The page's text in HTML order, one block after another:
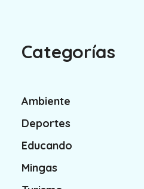
Categorías
Ambiente
Deportes
Educando
Mingas